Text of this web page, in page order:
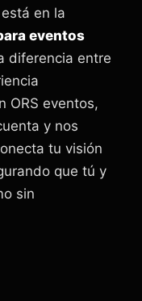
en la
eventos
diferencia entre
ORS eventos,
y nos
tu visión
que tú y
sin